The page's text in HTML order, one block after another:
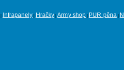
Infrapanely Hračky |Army shop PUR pěna|